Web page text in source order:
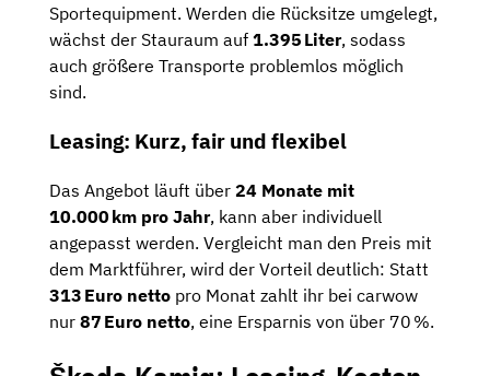
Sportequipment. Werden die Rücksitze umgelegt,
wächst der Stauraum auf 1.395 Liter, sodass
auch größere Transporte problemlos möglich
sind.
Leasing: Kurz, fair und flexibel
Das Angebot läuft über 24 Monate mit
10.000 km pro Jahr, kann aber individuell
angepasst werden. Vergleicht man den Preis mit
dem Marktführer, wird der Vorteil deutlich: Statt
313 Euro netto pro Monat zahlt ihr bei carwow
nur 87 Euro netto, eine Ersparnis von über 70 %.